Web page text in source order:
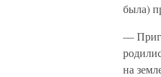
была)
—
на